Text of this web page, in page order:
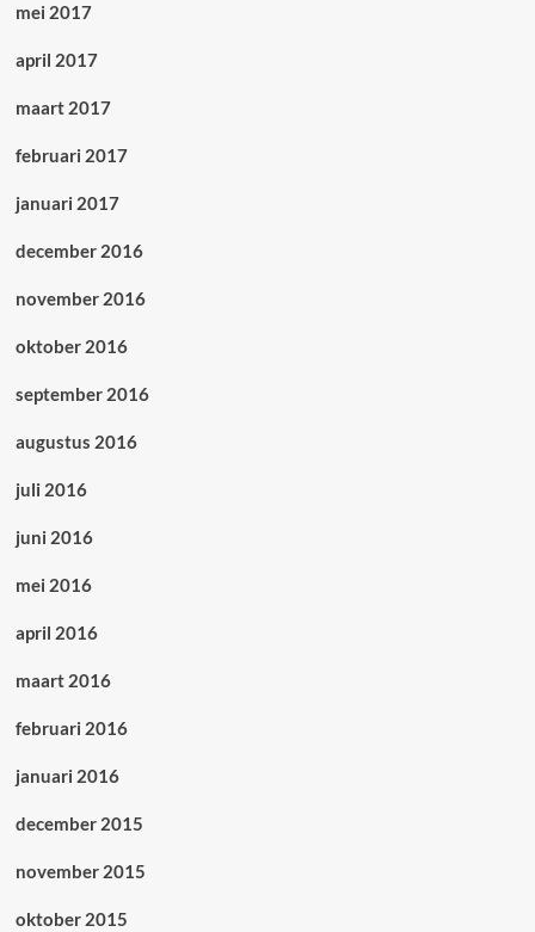
mei 2017
april 2017
maart 2017
februari 2017
januari 2017
december 2016
november 2016
oktober 2016
september 2016
augustus 2016
juli 2016
juni 2016
mei 2016
april 2016
maart 2016
februari 2016
januari 2016
december 2015
november 2015
oktober 2015